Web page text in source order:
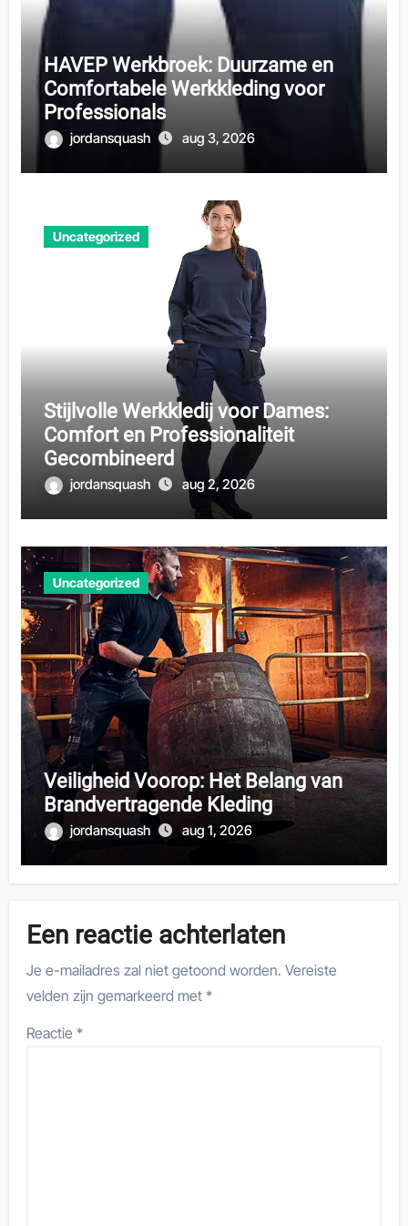
HAVEP Werkbroek: Duurzame en
Comfortabele Werkkleding voor
Professionals
jordansquash aug 3, 2026
Uncategorized
Stijlvolle Werkkledij voor Dames:
Comfort en Professionaliteit
Gecombineerd
jordansquash aug 2, 2026
Uncategorized
Veiligheid Voorop: Het Belang van
Brandvertragende Kleding
jordansquash aug 1, 2026
Een reactie achterlaten
Je e-mailadres zal niet getoond worden. Vereiste
velden zijn gemarkeerd met*
Reactie*